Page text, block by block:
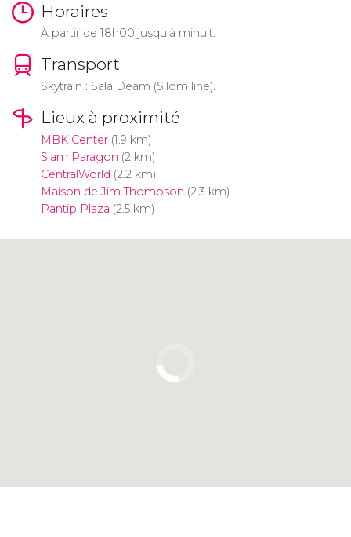
Horaires
À partir de 18h00 jusqu'à minuit.
Transport
Skytrain : Sala Deam (Silom line).
Lieux à proximité
MBK Center(1.9 km)
Siam Paragon (2 km)
CentralWorld (2.2 km)
Maison de Jim Thompson (2.3 km)
Pantip Plaza (2.5 km)